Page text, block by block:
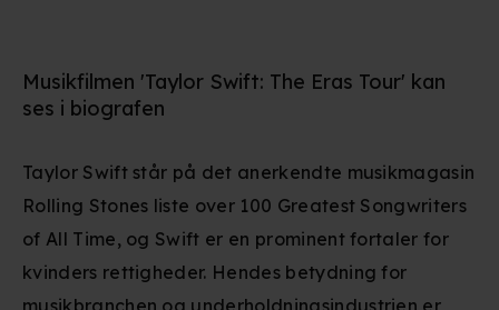
Musikfilmen 'Taylor Swift: The Eras Tour' kan
ses i biografen
Taylor Swift står på det anerkendte musikmagasin
Rolling Stones liste over 100 Greatest Songwriters
of All Time, og Swift er en prominent fortaler for
kvinders rettigheder. Hendes betydning for
musikbranchen og underholdningsindustrien er